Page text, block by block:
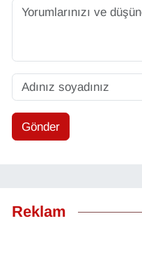
Gönder
Reklam